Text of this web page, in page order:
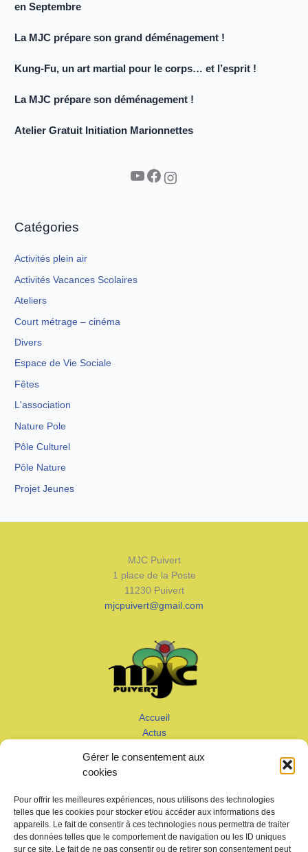
Gérer le consentement aux
cookies
Pour offrir les meilleures expériences, nous utilisons des technologies
telles que les cookies pour stocker et/ou accéder aux informations des
appareils. Le fait de consentir à ces technologies nous permettra de traiter
des données telles que le comportement de navigation ou les ID uniques
sur ce site. Le fait de ne pas consentir ou de retirer son consentement peut
en Septembre
La MJC prépare son grand déménagement !
Kung-Fu, un art martial pour le corps… et l’esprit !
La MJC prépare son déménagement !
Atelier Gratuit Initiation Marionnettes
YouTube Facebook Instagram
Catégories
Activités plein air
Activités Vacances Scolaires
Ateliers
Court métrage – cinéma
Divers
Espace de Vie Sociale
Fêtes
L'association
Nature Pole
Pôle Culturel
Pôle Nature
Projet Jeunes
MJC Puivert
1 place de la Poste
11230 Puivert
mjcpuivert@gmail.com
Accueil
Actus
Adhérer
Galeries – Vidéos